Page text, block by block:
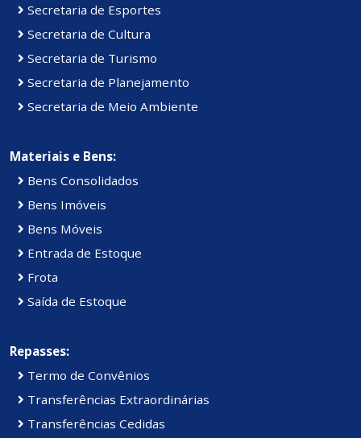
Secretaria de Esportes
Secretaria de Cultura
Secretaria de Turismo
Secretaria de Planejamento
Secretaria de Meio Ambiente
Materiais e Bens:
Bens Consolidados
Bens Imóveis
Bens Móveis
Entrada de Estoque
Frota
Saída de Estoque
Repasses:
Termo de Convênios
Transferências Extraordinárias
Transferências Cedidas